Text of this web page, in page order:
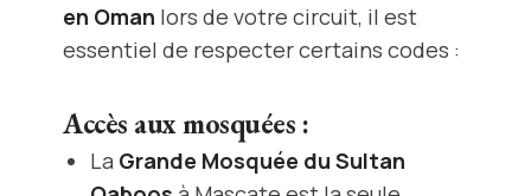
en Oman lors de votre circuit, il est
essentiel de respecter certains codes :
Accès aux mosquées :
La Grande Mosquée du Sultan